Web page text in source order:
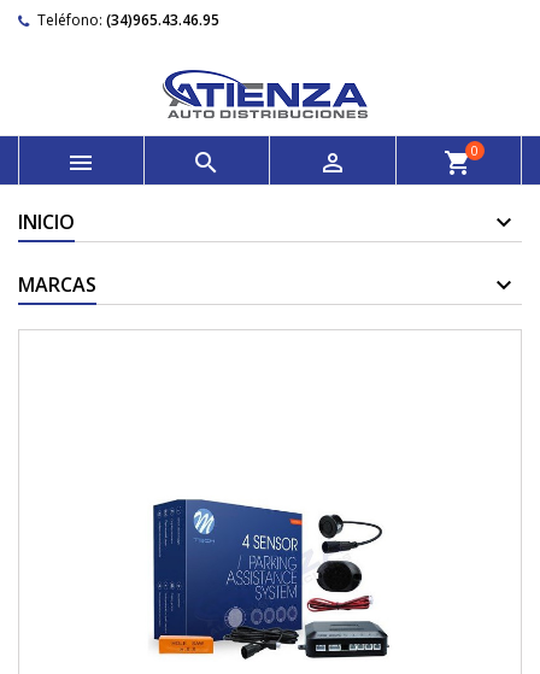
Teléfono: (34)965.43.46.95
   shopping_cart0
INICIO
MARCAS